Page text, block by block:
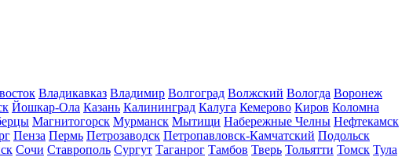
Владикавказ Владимир Волгоград Волжский Вологда Воронеж
Йошкар-Ола Казань Калининград Калуга Кемерово Киров Коломна
Магнитогорск Мурманск Мытищи Набережные Челны Нефтекамск
Пенза Пермь Петрозаводск Петропавловск-Камчатский Подольск
Сочи Ставрополь Сургут Таганрог Тамбов Тверь Тольятти Томск Тула